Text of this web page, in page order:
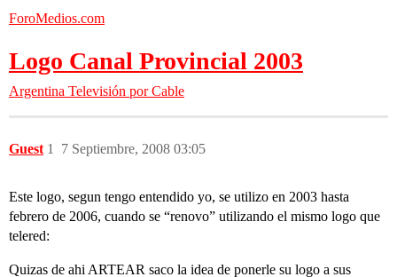
ForoMedios.com
Logo Canal Provincial 2003
Argentina Televisión por Cable
Guest 7 Septiembre, 2008 03:05
1
Este logo, segun tengo entendido yo, se utilizo en 2003 hasta
febrero de 2006, cuando se “renovo” utilizando el mismo logo que
telered:
Quizas de ahi ARTEAR saco la idea de ponerle su logo a sus